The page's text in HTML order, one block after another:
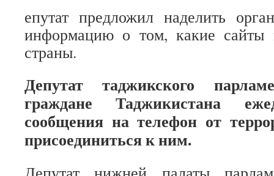
епутат предложил наделить
информацию о том, какие сайты
страны.
Депутат таджикского
граждане Таджикистана
сообщения на телефон от
присоединиться к ним.